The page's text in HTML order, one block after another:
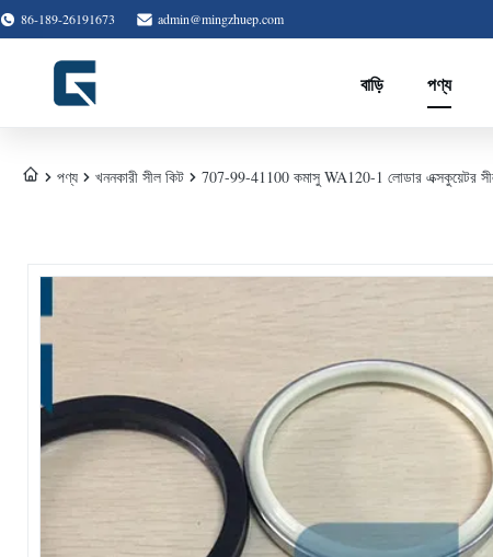
86-189-26191673 admin@mingzhuep.com
বাড়ি পণ্য
পণ্য খননকারী সীল কিট 707-99-41100 কমাসু WA120-1 লোডার এক্সকুয়েটর